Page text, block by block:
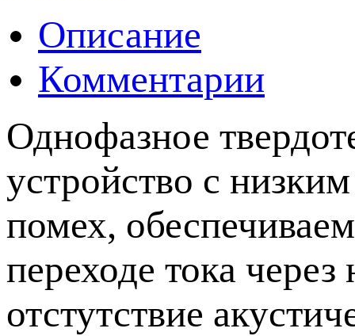
Описание
Комментарии
Однофазное
устройство с
помех,
переходе тока
отстутствие